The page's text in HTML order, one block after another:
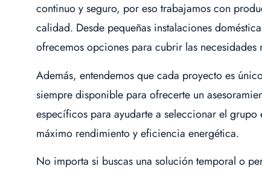
continuo y seguro, por eso trabajamos con
calidad. Desde pequeñas instalaciones
ofrecemos opciones para cubrir las necesidades
Además, entendemos que cada proyecto es
siempre disponible para ofrecerte un
específicos para ayudarte a seleccionar el
máximo rendimiento y eficiencia energética.
No importa si buscas una solución temporal o